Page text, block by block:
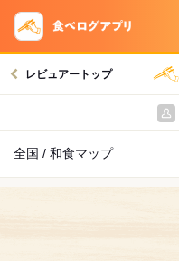
レビュアートップ
全国 / 和食マップ